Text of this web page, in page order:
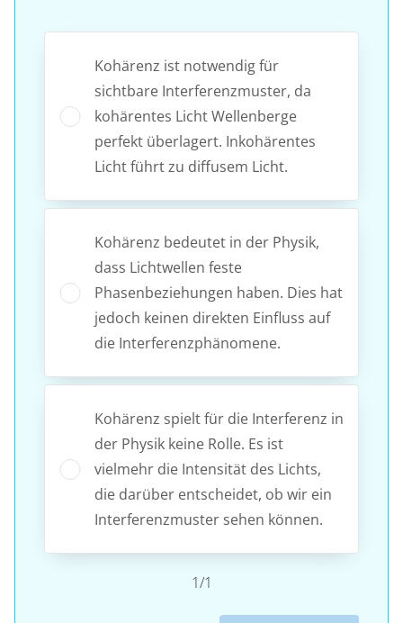
Kohärenz ist notwendig für
sichtbare Interferenzmuster, da
kohärentes Licht Wellenberge
perfekt überlagert. Inkohärentes
Licht führt zu diffusem Licht.
Kohärenz bedeutet in der Physik,
dass Lichtwellen feste
Phasenbeziehungen haben. Dies hat
jedoch keinen direkten Einfluss auf
die Interferenzphänomene.
Kohärenz spielt für die Interferenz in
der Physik keine Rolle. Es ist
vielmehr die Intensität des Lichts,
die darüber entscheidet, ob wir ein
Interferenzmuster sehen können.
1/1